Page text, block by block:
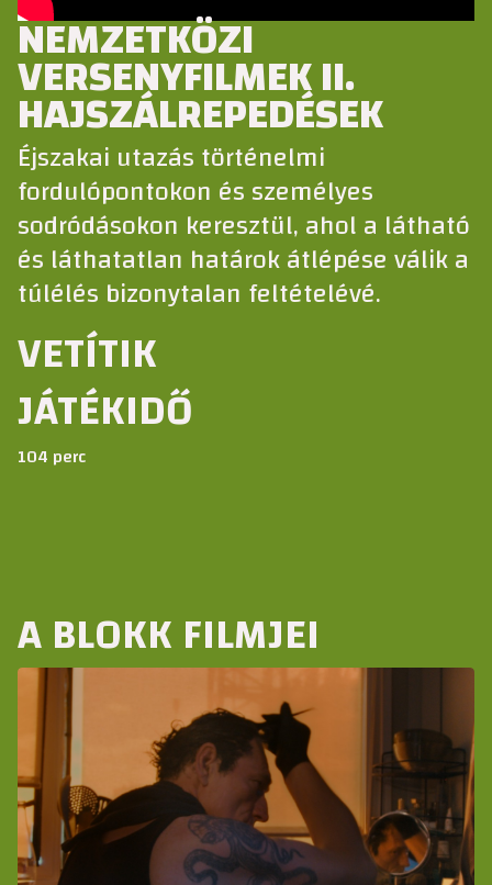
NEMZETKÖZI
VERSENYFILMEK II.
HAJSZÁLREPEDÉSEK
Éjszakai utazás történelmi
fordulópontokon és személyes
sodródásokon keresztül, ahol a látható
és láthatatlan határok átlépése válik a
túlélés bizonytalan feltételévé.
VETÍTIK
JÁTÉKIDŐ
104 perc
A BLOKK FILMJEI